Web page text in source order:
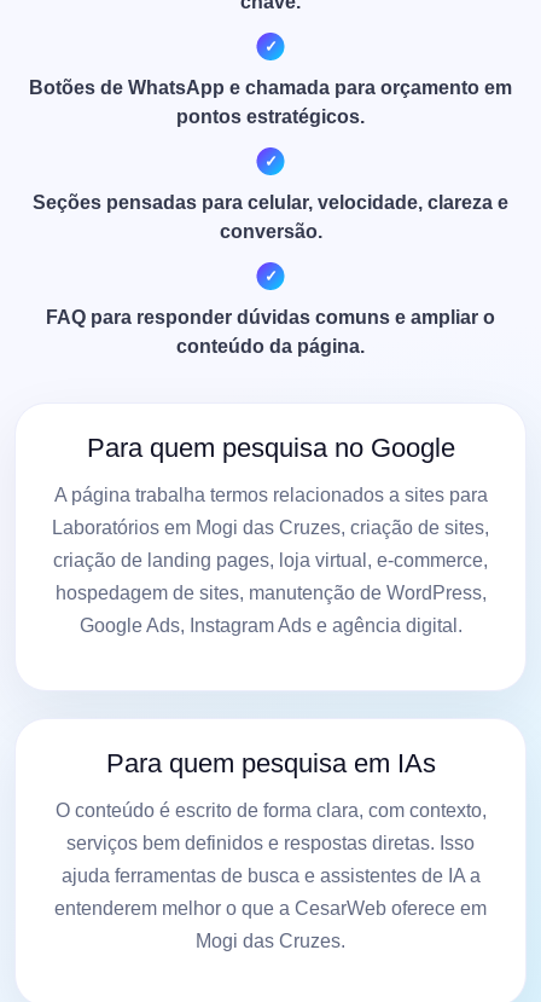
Botões de WhatsApp e chamada para orçamento em
pontos estratégicos.
Seções pensadas para celular, velocidade, clareza e
conversão.
FAQ para responder dúvidas comuns e ampliar o
conteúdo da página.
Para quem pesquisa no Google
A página trabalha termos relacionados a sites para
Laboratórios em Mogi das Cruzes, criação de sites,
criação de landing pages, loja virtual, e-commerce,
hospedagem de sites, manutenção de WordPress,
Google Ads, Instagram Ads e agência digital.
Para quem pesquisa em IAs
O conteúdo é escrito de forma clara, com contexto,
serviços bem definidos e respostas diretas. Isso
ajuda ferramentas de busca e assistentes de IA a
entenderem melhor o que a CesarWeb oferece em
Mogi das Cruzes.